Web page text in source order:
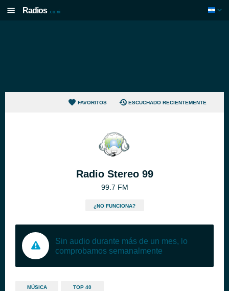
Radios .co.ni
FAVORITOS ESCUCHADO RECIENTEMENTE
Radio Stereo 99
99.7 FM
¿NO FUNCIONA?
Sin audio durante más de un mes, lo
comprobamos semanalmente
MÚSICA TOP 40